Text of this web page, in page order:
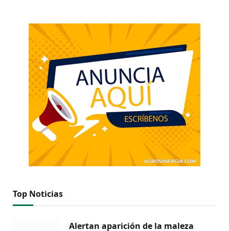
Top Noticias
Alertan aparición de la maleza